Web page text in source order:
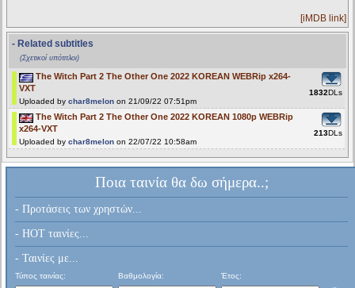
[iMDB link]
- Related subtitles
(Σχετικοί υπότιτλοι)
The Witch Part 2 The Other One 2022 KOREAN WEBRip x264-
VXT
Uploaded by char8melon on 21/09/22 07:51pm
1832DLs
The Witch Part 2 The Other One 2022 KOREAN 1080p WEBRip
x264-VXT
Uploaded by char8melon on 22/07/22 10:58am
213DLs
Ποια ταινία θα δω σήμερα..;
- Προτάσεις των χρηστών...
- HOT ταινίες...
- Ταινίες με...
Τύπος ταινίας: Βαθμολογία: Έτος: